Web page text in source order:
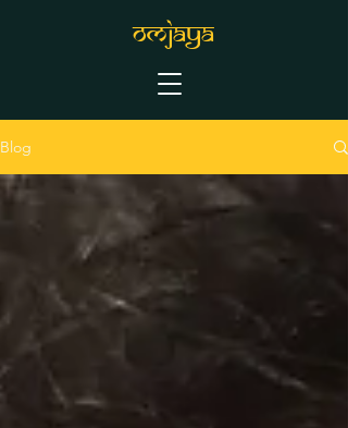
OMJAYA
Blog